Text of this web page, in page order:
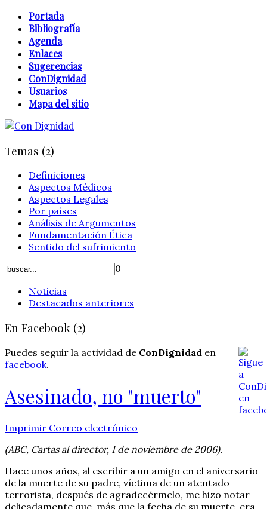
Portada
Bibliografía
Agenda
Enlaces
Sugerencias
ConDignidad
Usuarios
Mapa del sitio
Temas (2)
Definiciones
Aspectos Médicos
Aspectos Legales
Por países
Análisis de Argumentos
Fundamentación Ética
Sentido del sufrimiento
0
Noticias
Destacados anteriores
En Facebook (2)
Puedes seguir la actividad de ConDignidad en
facebook.
Asesinado, no "muerto"
Imprimir Correo electrónico
(ABC, Cartas al director, 1 de noviembre de 2006).
Hace unos años, al escribir a un amigo en el aniversario
de la muerte de su padre, víctima de un atentado
terrorista, después de agradecérmelo, me hizo notar
delicadamente que, más que la fecha de su muerte, era